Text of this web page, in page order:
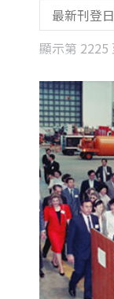
顯示第 2225